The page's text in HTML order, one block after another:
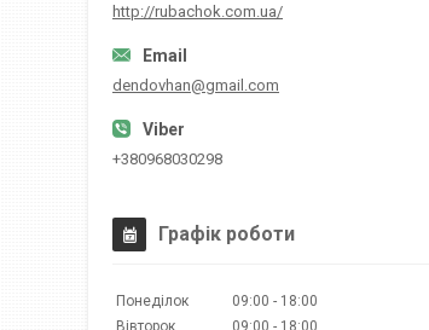
http://rubachok.com.ua/
dendovhan@gmail.com
+380968030298
Графік роботи
Понеділок 09:00
18:00
Вівторок
09:00
18:00